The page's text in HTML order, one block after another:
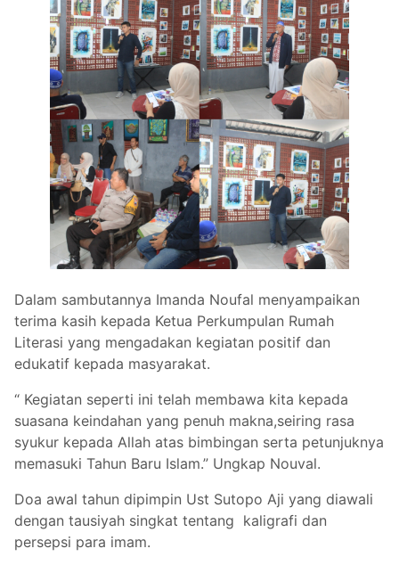
Dalam sambutannya Imanda Noufal menyampaikan
terima kasih kepada Ketua Perkumpulan Rumah
Literasi yang mengadakan kegiatan positif dan
edukatif kepada masyarakat.
“ Kegiatan seperti ini telah membawa kita kepada
suasana keindahan yang penuh makna,seiring rasa
syukur kepada Allah atas bimbingan serta petunjuknya
memasuki Tahun Baru Islam.” Ungkap Nouval.
Doa awal tahun dipimpin Ust Sutopo Aji yang diawali
dengan tausiyah singkat tentang kaligrafi dan
persepsi para imam.